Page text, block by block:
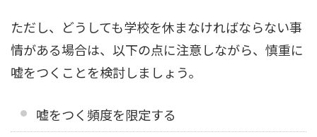
ただし、どうしても学校を休まなければならない事
情がある場合は、以下の点に注意しながら、慎重に
嘘をつくことを検討しましょう。
嘘をつく頻度を限定する